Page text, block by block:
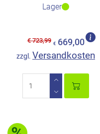
Lager
€ 723,99 € 669,00
zzgl. Versandkosten